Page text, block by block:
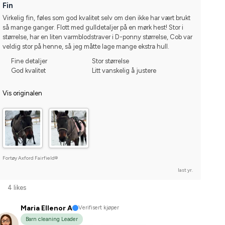
Fin
Virkelig fin, føles som god kvalitet selv om den ikke har vært brukt
så mange ganger. Flott med gulldetaljer på en mørk hest! Stor i
størrelse, har en liten varmblodstraver i D-ponny størrelse, Cob var
veldig stor på henne, så jeg måtte lage mange ekstra hull.
Fine detaljer
God kvalitet
Stor størrelse
Litt vanskelig å justere
Vis originalen
Fortøy Axford Fairfield®
last yr.
4 likes
Maria Ellenor A
Verifisert kjøper
Barn cleaning Leader